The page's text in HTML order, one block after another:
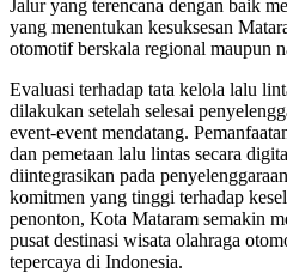
Jalur yang terencana dengan baik
yang menentukan kesuksesan
otomotif berskala regional maupun
Evaluasi terhadap tata kelola lalu
dilakukan setelah selesai
event-event mendatang.
dan pemetaan lalu lintas secara
diintegrasikan pada
komitmen yang tinggi terhadap
penonton, Kota Mataram semakin
pusat destinasi wisata olahraga
tepercaya di Indonesia.